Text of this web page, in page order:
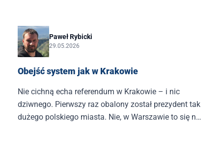
Paweł Rybicki
29.05.2026
Obejść system jak w Krakowie
Nie cichną echa referendum w Krakowie – i nic
dziwnego. Pierwszy raz obalony został prezydent tak
dużego polskiego miasta. Nie, w Warszawie to się nie